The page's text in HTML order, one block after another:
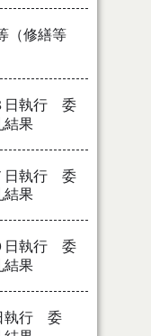
（修繕等
日執行 委
結果
日執行 委
結果
日執行 委
結果
執行 委